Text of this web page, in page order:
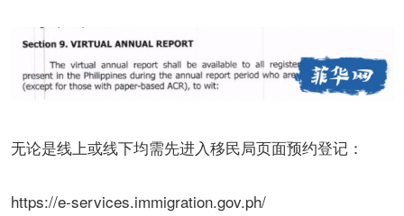
无论是线上或线下均需先进入移民局页面预约登记：
https://e-services.immigration.gov.ph/